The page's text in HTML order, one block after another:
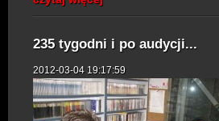
235 tygodni i po audycji...
2012-03-04 19:17:59